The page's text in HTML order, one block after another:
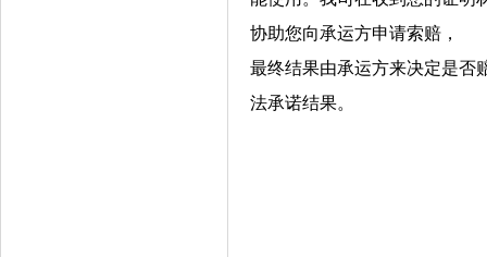
协助您向承运方申请索赔，
最终结果由承运方来决定是否
法承诺结果。